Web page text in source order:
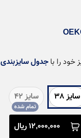
سایز 38 سایز 42
12,000,000 ریال
را با جدول سایزبندی